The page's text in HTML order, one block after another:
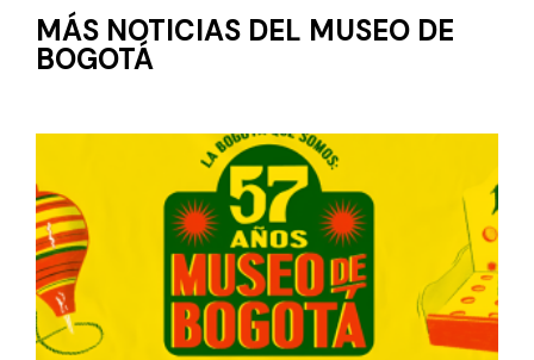
MÁS NOTICIAS DEL MUSEO DE
BOGOTÁ